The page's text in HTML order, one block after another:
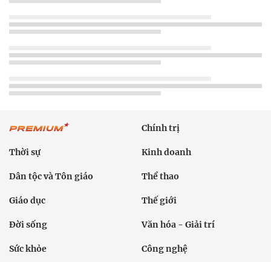
Chính trị
Thời sự Kinh doanh
Dân tộc và Tôn giáo Thể thao
Giáo dục Thế giới
Đời sống Văn hóa - Giải trí
Sức khỏe Công nghệ